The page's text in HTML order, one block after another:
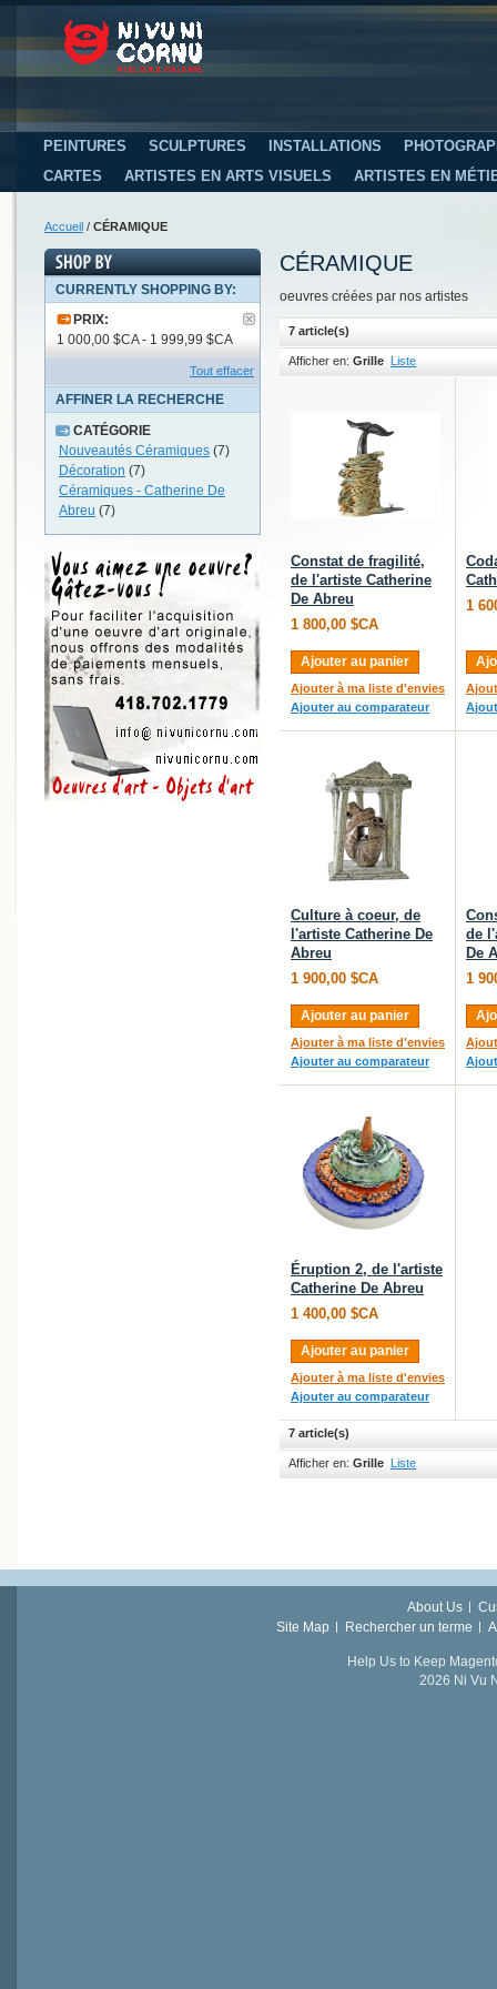
PEINTURES SCULPTURES INSTALLATIONS
CARTES
ARTISTES EN ARTS VISUELS ARTISTES EN
Accueil / CÉRAMIQUE
CÉRAMIQUE
oeuvres créées par nos artistes
7 article(s)
Afficher en: Grille Liste
Constat de fragilité,
de l'artiste Catherine
De Abreu
1 800,00 $CA
Ajouter au panier
Ajouter à ma liste d'envies
Ajouter au comparateur
1
Culture à coeur, de
l'artiste Catherine De
Abreu
1 900,00 $CA
Ajouter au panier
Ajouter à ma liste d'envies
Ajouter au comparateur
de
De
1
Éruption 2, de l'artiste
Catherine De Abreu
1 400,00 $CA
Ajouter au panier
Ajouter à ma liste d'envies
Ajouter au comparateur
7 article(s)
Afficher en: Grille Liste
CURRENTLY SHOPPING BY:
PRIX:
1 000,00 $CA - 1 999,99 $CA
Tout effacer
AFFINER LA RECHERCHE
CATÉGORIE
Nouveautés Céramiques (7)
Décoration (7)
Céramiques - Catherine De
Abreu (7)
About Us
Site Map
Rechercher un terme
Help Us to Keep
2026 Ni Vu